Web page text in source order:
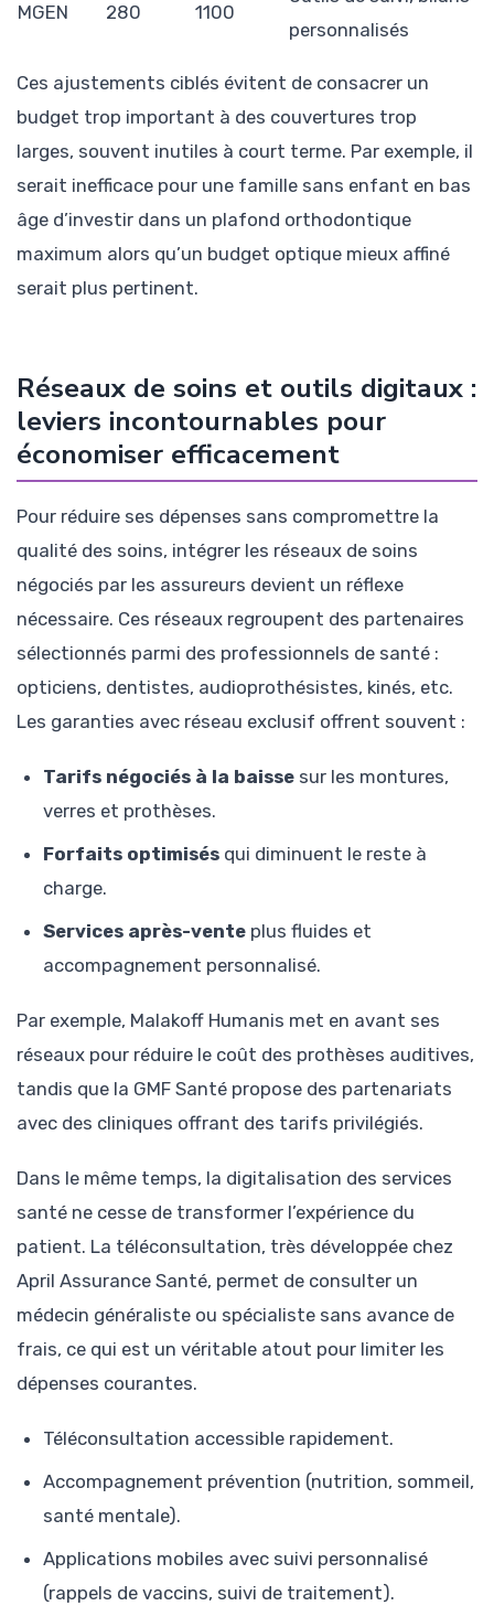
MGEN 280 1100
personnalisés
Ces ajustements ciblés évitent de consacrer un
budget trop important à des couvertures trop
larges, souvent inutiles à court terme. Par exemple, il
serait inefficace pour une famille sans enfant en bas
âge d’investir dans un plafond orthodontique
maximum alors qu’un budget optique mieux affiné
serait plus pertinent.
Réseaux de soins et outils digitaux :
leviers incontournables pour
économiser efficacement
Pour réduire ses dépenses sans compromettre la
qualité des soins, intégrer les réseaux de soins
négociés par les assureurs devient un réflexe
nécessaire. Ces réseaux regroupent des partenaires
sélectionnés parmi des professionnels de santé :
opticiens, dentistes, audioprothésistes, kinés, etc.
Les garanties avec réseau exclusif offrent souvent :
Tarifs négociés à la baisse sur les montures,
verres et prothèses.
Forfaits optimisés qui diminuent le reste à
charge.
Services après-vente plus fluides et
accompagnement personnalisé.
Par exemple, Malakoff Humanis met en avant ses
réseaux pour réduire le coût des prothèses auditives,
tandis que la GMF Santé propose des partenariats
avec des cliniques offrant des tarifs privilégiés.
Dans le même temps, la digitalisation des services
santé ne cesse de transformer l’expérience du
patient. La téléconsultation, très développée chez
April Assurance Santé, permet de consulter un
médecin généraliste ou spécialiste sans avance de
frais, ce qui est un véritable atout pour limiter les
dépenses courantes.
Téléconsultation accessible rapidement.
Accompagnement prévention (nutrition, sommeil,
santé mentale).
Applications mobiles avec suivi personnalisé
(rappels de vaccins, suivi de traitement).